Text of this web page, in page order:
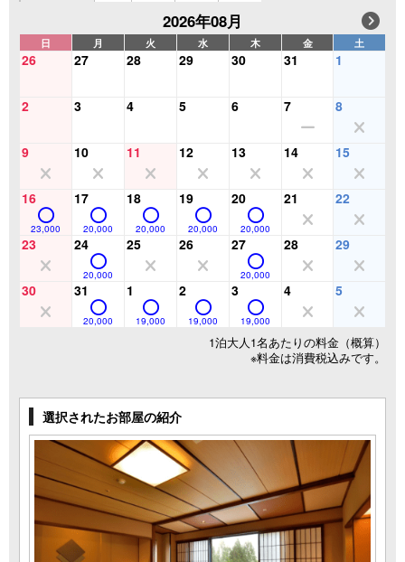
2026年08月
日 月 火 水 木 金 土
26 27 28 29 30 31 1
2 3 4 5 6 7 8
9 10 11 12 13 14 15
16
23,000
17
20,000
18
20,000
19
20,000
20
20,000
21 22
23 24
20,000
25 26 27
20,000
28 29
30 31
20,000
1
19,000
2
19,000
3
19,000
4 5
1泊大人1名あたりの料金（概算）
※料金は消費税込みです。
選択されたお部屋の紹介